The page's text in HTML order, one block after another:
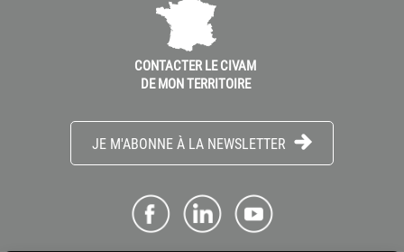
CONTACTER LE CIVAM
DE MON TERRITOIRE
JE M'ABONNE À LA NEWSLETTER